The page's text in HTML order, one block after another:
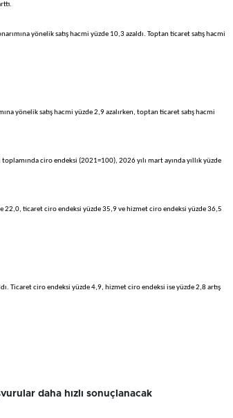
yönelik satış hacmi yüzde 10,3 azaldı. Toptan ticaret satış hacmi
yönelik satış hacmi yüzde 2,9 azalırken, toptan ticaret satış hacmi
ciro endeksi (2021=100), 2026 yılı mart ayında yıllık yüzde
ticaret ciro endeksi yüzde 35,9 ve hizmet ciro endeksi yüzde 36,5
Ticaret ciro endeksi yüzde 4,9, hizmet ciro endeksi ise yüzde 2,8 artış
daha hızlı sonuçlanacak